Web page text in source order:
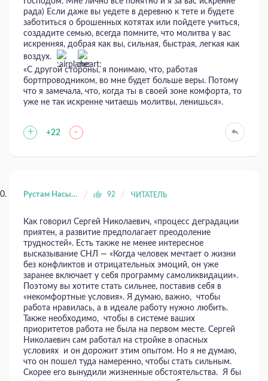
рада) Если даже вы уедете в деревню к тете и будете
заботиться о брошенных котятах или пойдете учиться,
создадите семью, всегда помните, что молитва у вас
искренняя, добрая как вы, сильная, быстрая, легкая как
воздух.
«С другой стороны, я понимаю, что, работая
бортпроводником, во мне будет больше веры. Потому
что я замечала, что, когда ты в своей зоне комфорта, то
уже не так искренне читаешь молитвы, ленишься».
+ +22 -
Рустам Насыров 92 ЧИТАТЕЛЬ
Как говорил Сергей Николаевич, «процесс деградации
приятен, а развитие предполагает преодоление
трудностей». Есть также не менее интересное
высказывание СНЛ — «Когда человек мечтает о жизни
без конфликтов и отрицательных эмоций, он уже
заранее включает у себя программу самоликвидации».
Поэтому вы хотите стать сильнее, поставив себя в
«некомфортные условия». Я думаю, важно, чтобы
работа нравилась, а в идеале работу нужно любить.
Также необходимо, чтобы в системе ваших
приоритетов работа не была на первом месте. Сергей
Николаевич сам работал на стройке в опасных
условиях и он дорожит этим опытом. Но я не думаю,
что он пошел туда намеренно, чтобы стать сильным.
Скорее его вынудили жизненные обстоятельства. Я бы